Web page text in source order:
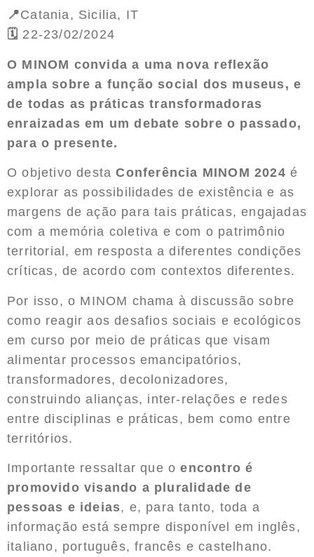
📍Catania, Sicilia, IT
🗓️ 22-23/02/2024
O MINOM convida a uma nova reflexão
ampla sobre a função social dos museus, e
de todas as práticas transformadoras
enraizadas em um debate sobre o passado,
para o presente.
O objetivo destaConferência MINOM 2024 é
explorar as possibilidades de existência e as
margens de ação para tais práticas, engajadas
com a memória coletiva e com o patrimônio
territorial, em resposta a diferentes condições
críticas, de acordo com contextos diferentes.
Por isso, o MINOM chama à discussão sobre
como reagir aos desafios sociais e ecológicos
em curso por meio de práticas que visam
alimentar processos emancipatórios,
transformadores, decolonizadores,
construindo alianças, inter-relações e redes
entre disciplinas e práticas, bem como entre
territórios.
Importante ressaltar que oencontro é
promovido visando a pluralidade de
pessoas e ideias, e, para tanto, toda a
informação está sempre disponível em inglês,
italiano, português, francês e castelhano.